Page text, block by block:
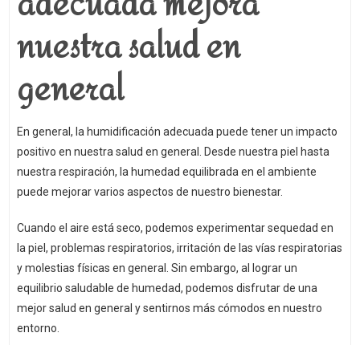
nuestra salud en
general
En general, la humidificación adecuada puede tener un impacto
positivo en nuestra salud en general. Desde nuestra piel hasta
nuestra respiración, la humedad equilibrada en el ambiente
puede mejorar varios aspectos de nuestro bienestar.
Cuando el aire está seco, podemos experimentar sequedad en
la piel, problemas respiratorios, irritación de las vías respiratorias
y molestias físicas en general. Sin embargo, al lograr un
equilibrio saludable de humedad, podemos disfrutar de una
mejor salud en general y sentirnos más cómodos en nuestro
entorno.